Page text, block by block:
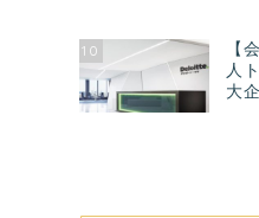
10
【
人
大